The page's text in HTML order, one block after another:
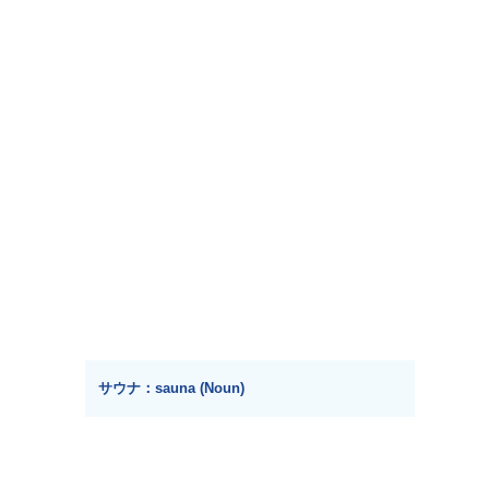
サウナ：sauna (Noun)